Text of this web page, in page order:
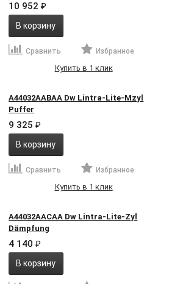
10 952₽
В корзину
Сравнить Избранное
Купить в 1 клик
A44032AABAA Dw Lintra-Lite-Mzyl
Puffer
9 325₽
В корзину
Сравнить Избранное
Купить в 1 клик
A44032AACAA Dw Lintra-Lite-Zyl
Dämpfung
4 140₽
В корзину